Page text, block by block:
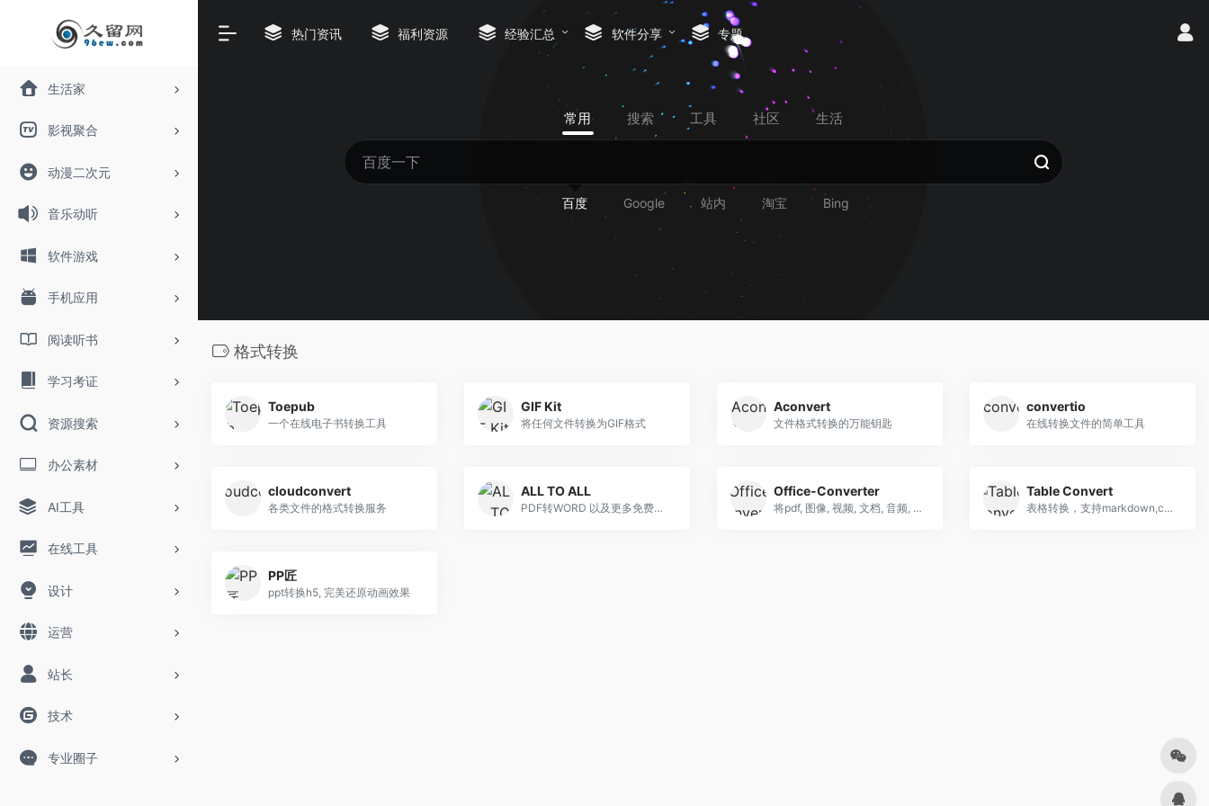
生活家
影视聚合
动漫二次元
音乐动听
软件游戏
手机应用
阅读听书
学习考证
资源搜索
办公素材
AI工具
在线工具
设计
运营
站长
技术
专业圈子
热门资讯 福利资源 经验汇总 软件分享 专题
常用 搜索 工具 社区 生活
百度 Google 站内 淘宝 Bing
格式转换
Toepub
一个在线电子书转换工具
GIF Kit
将任何文件转换为GIF格式
Aconvert
文件格式转换的万能钥匙
convertio
在线转换文件的简单工具
cloudconvert
各类文件的格式转换服务
ALL TO ALL
PDF转WORD 以及更多免费的在线格式转换工具
Office-Converter
将pdf, 图像, 视频, 文档, 音频, 电子书及压缩等文件格式转换为其他格式
Table Convert
表格转换，支持markdown,csv,json,latex table,excel,sql,xml
PP匠
ppt转换h5, 完美还原动画效果